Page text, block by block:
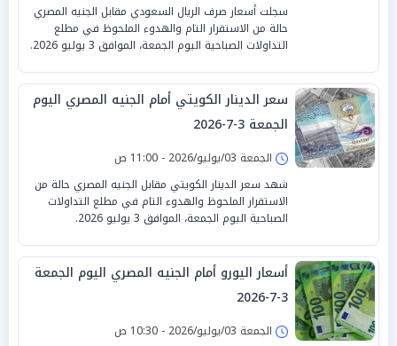
سجلت أسعار صرف الريال السعودي مقابل الجنيه المصري
حالة من الاستقرار التام والهدوء الملحوظ في مطلع
التداولات الصباحية اليوم الجمعة، الموافق 3 يوليو 2026.
سعر الدينار الكويتي أمام الجنيه المصري اليوم
الجمعة 3-7-2026
الجمعة 03/يوليو/2026 - 11:00 ص
شهد سعر الدينار الكويتي مقابل الجنيه المصري حالة من
الاستقرار الملحوظ والهدوء التام في مطلع التداولات
الصباحية اليوم الجمعة، الموافق 3 يوليو 2026.
أسعار اليورو أمام الجنيه المصري اليوم الجمعة
3-7-2026
الجمعة 03/يوليو/2026 - 10:30 ص